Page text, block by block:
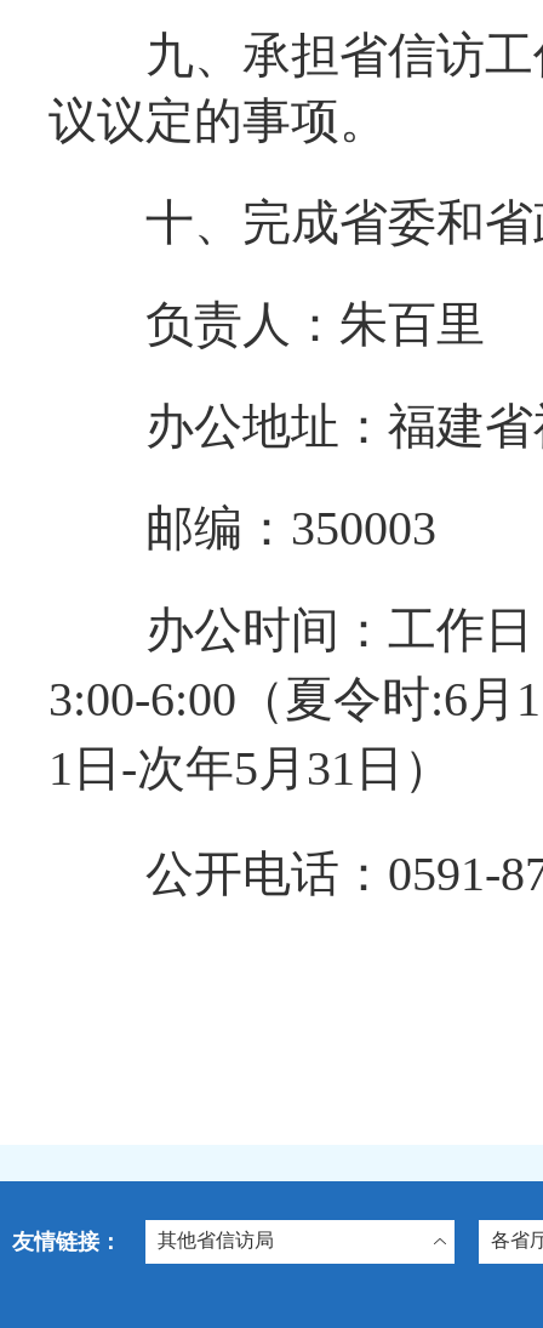
九、承担省信访工
议议定的事项。
十、完成省委和省
负责人：朱百里
办公地址：福建省
邮编：350003
办公时间：工作
3:00-6:00（夏令时:6月
1日-次年5月31日）
公开电话：0591-
友情链接： 其他省信访局 各省